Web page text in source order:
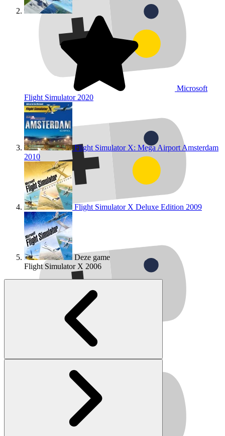
Microsoft
Flight Simulator 2020
Flight Simulator X: Mega Airport Amsterdam
2010
Flight Simulator X Deluxe Edition 2009
Deze game
Flight Simulator X 2006